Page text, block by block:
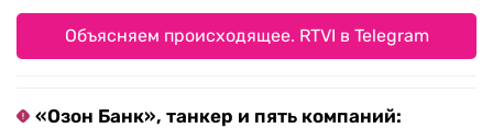
Объясняем происходящее. RTVI в Telegram
«Озон Банк», танкер и пять компаний: